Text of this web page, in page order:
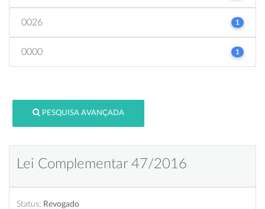
0026 1
0000 1
PESQUISA AVANÇADA
Lei Complementar 47/2016
Status: Revogado